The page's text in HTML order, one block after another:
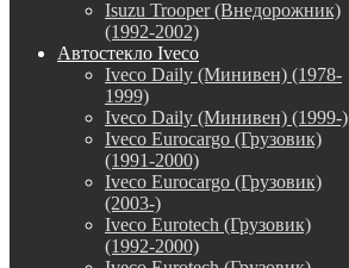
Isuzu Trooper (Внедорожник)
(1992-2002)
Автостекло Iveco
Iveco Daily (Минивен) (1978-
1999)
Iveco Daily (Минивен) (1999-)
Iveco Eurocargo (Грузовик)
(1991-2000)
Iveco Eurocargo (Грузовик)
(2003-)
Iveco Eurotech (Грузовик)
(1992-2000)